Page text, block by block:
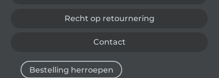
Recht op retournering
Contact
Bestelling herroepen